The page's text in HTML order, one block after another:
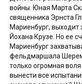
войны. Юная Марта
священника Эрнста
Мариенбург, выходит
Йохана Крузе. Но ее
Мариенбург
фельдмаршала
только огромная
вынести все